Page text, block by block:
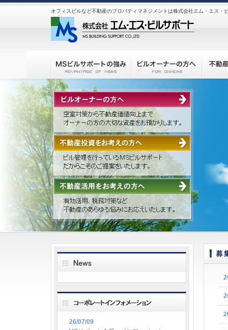
オフィスビルなど不動産のプロパティマネジメントは株式会社エム・エス・